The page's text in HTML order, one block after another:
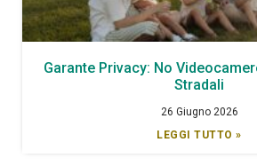
Garante Privacy: No
Stradali
26 Giugno 2026
LEGGI TUTTO »